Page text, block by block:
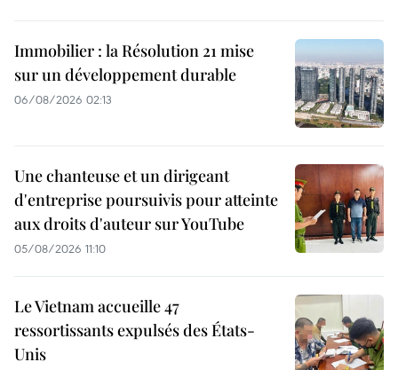
Immobilier : la Résolution 21 mise
sur un développement durable
06/08/2026 02:13
Une chanteuse et un dirigeant
d'entreprise poursuivis pour atteinte
aux droits d'auteur sur YouTube
05/08/2026 11:10
Le Vietnam accueille 47
ressortissants expulsés des États-
Unis